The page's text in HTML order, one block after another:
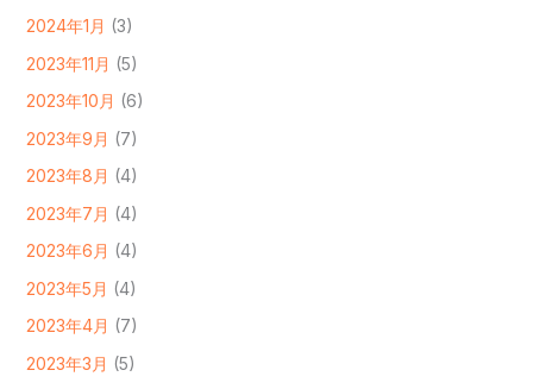
2024年1月 (3)
2023年11月 (5)
2023年10月 (6)
2023年9月 (7)
2023年8月 (4)
2023年7月 (4)
2023年6月 (4)
2023年5月 (4)
2023年4月 (7)
2023年3月 (5)